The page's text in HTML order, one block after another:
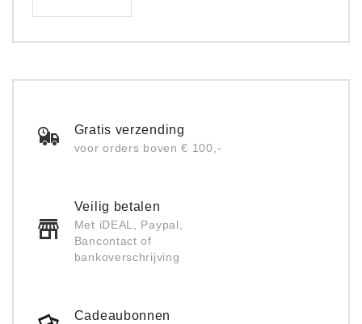
Gratis verzending
voor orders boven € 100,-
Veilig betalen
Met iDEAL, Paypal,
Bancontact of
bankoverschrijving
Cadeaubonnen